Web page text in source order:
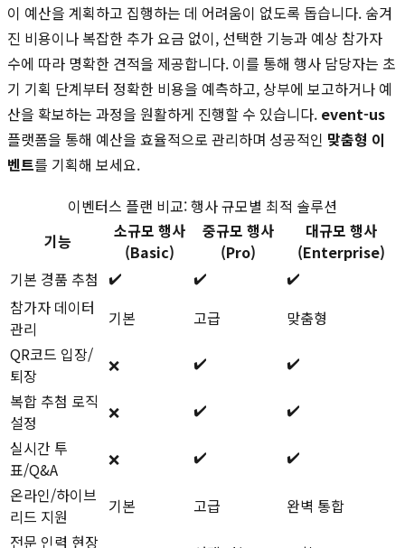
이 예산을 계획하고 집행하는 데 어려움이 없도록 돕습니다. 숨겨
진 비용이나 복잡한 추가 요금 없이, 선택한 기능과 예상 참가자
수에 따라 명확한 견적을 제공합니다. 이를 통해 행사 담당자는 초
기 기획 단계부터 정확한 비용을 예측하고, 상부에 보고하거나 예
산을 확보하는 과정을 원활하게 진행할 수 있습니다. event-us
플랫폼을 통해 예산을 효율적으로 관리하며 성공적인 맞춤형 이
벤트를 기획해 보세요.
이벤터스 플랜 비교: 행사 규모별 최적 솔루션
기능
소규모 행사
(Basic)
중규모 행사
(Pro)
대규모 행사
(Enterprise)
기본 경품 추첨 ✔️ ✔️
✔️
참가자 데이터
관리
기본 고급
맞춤형
QR코드 입장/
퇴장
❌ ✔️
✔️
복합 추첨 로직
설정
❌ ✔️
✔️
실시간 투
표/Q&A
❌ ✔️
✔️
온라인/하이브
리드 지원
기본 고급
완벽 통합
전문 인력 현장